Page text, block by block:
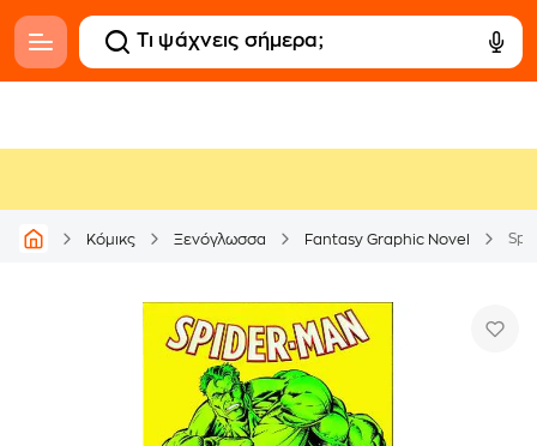
Κόμικς Ξενόγλωσσα Fantasy Graphic Novel